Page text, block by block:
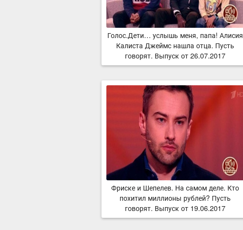
Голос.Дети… услышь меня, папа! Алисия
Калиста Джеймс нашла отца. Пусть
говорят. Выпуск от 26.07.2017
Фриске и Шепелев. На самом деле. Кто
похитил миллионы рублей? Пусть
говорят. Выпуск от 19.06.2017